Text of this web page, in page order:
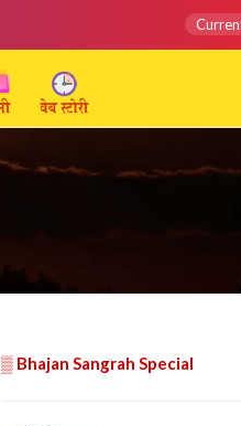
▒ Bhajan Sangrah Special